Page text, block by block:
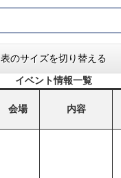
表のサイズを切り替える
イベント情報一覧
会場 内容